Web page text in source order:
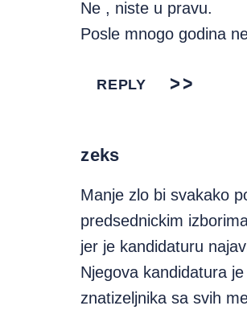
Ne , niste u pravu.
Posle mnogo godina
REPLY
zeks
Manje zlo bi svakako
predsednickim
jer je kandidaturu
Njegova kandidatura
znatizeljnika sa svih